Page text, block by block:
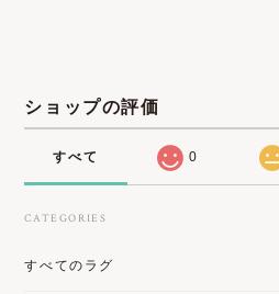
ショップの評価
すべて 0
CATEGORIES
すべてのラグ